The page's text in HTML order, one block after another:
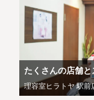
たくさんの店舗
理容室ヒラトヤ 駅前